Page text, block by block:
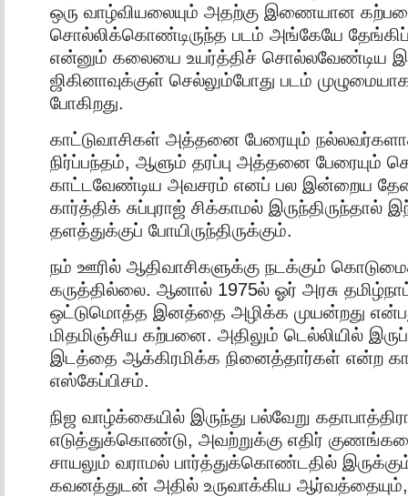
ஒரு வாழ்வியலையும் அதற்கு இணையான
சொல்லிக்கொண்டிருந்த படம் அங்கேயே தேங்கிப்
என்னும் கலையை உயர்த்திச் சொல்லவேண்டிய
ஜிகினாவுக்குள் செல்லும்போது படம்
போகிறது.
காட்டுவாசிகள் அத்தனை பேரையும்
நிர்ப்பந்தம், ஆளும் தரப்பு அத்தனை பேரையும்
காட்டவேண்டிய அவசரம் எனப் பல இன்றைய
கார்த்திக் சுப்புராஜ் சிக்காமல் இருந்திருந்தால்
தளத்துக்குப் போயிருந்திருக்கும்.
நம் ஊரில் ஆதிவாசிகளுக்கு நடக்கும்
கருத்தில்லை. ஆனால் 1975ல் ஓர் அரசு
ஒட்டுமொத்த இனத்தை அழிக்க முயன்றது
மிதமிஞ்சிய கற்பனை. அதிலும் டெல்லியில்
இடத்தை ஆக்கிரமிக்க நினைத்தார்கள் என்ற
எஸ்கேப்பிசம்.
நிஜ வாழ்க்கையில் இருந்து பல்வேறு
எடுத்துக்கொண்டு, அவற்றுக்கு எதிர் குணங்களை
சாயலும் வராமல் பார்த்துக்கொண்டதில்
கவனத்துடன் அதில் உருவாக்கிய